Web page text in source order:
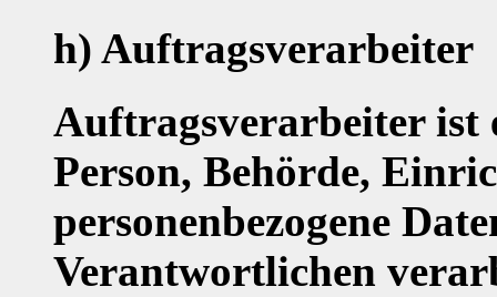
h) Auftragsverarbeiter
Auftragsverarbeiter ist
Person, Behörde,
personenbezogene
Verantwortlichen